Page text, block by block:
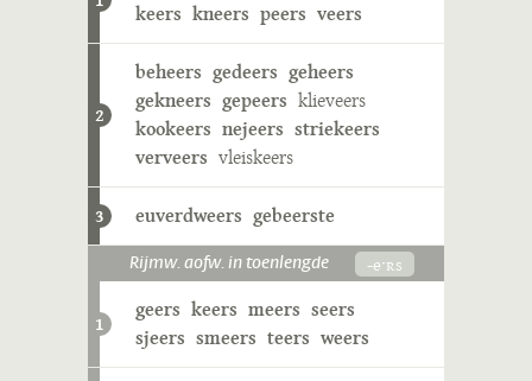
keers kneers peers veers
2
beheers gedeers geheers
gekneers gepeers klieveers
kookeers nejeers striekeers
verveers vleiskeers
3 euverdweers gebeerste
Rijmw. aofw. in toenlengde -eˑʀs
1
geers keers meers seers
sjeers smeers teers weers